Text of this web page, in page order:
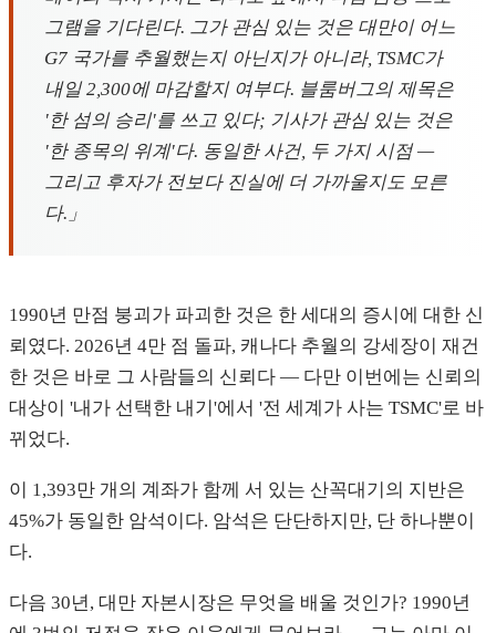
그램을 기다린다. 그가 관심 있는 것은 대만이 어느
G7 국가를 추월했는지 아닌지가 아니라, TSMC가
내일 2,300에 마감할지 여부다. 블룸버그의 제목은
'한 섬의 승리'를 쓰고 있다; 기사가 관심 있는 것은
'한 종목의 위계'다. 동일한 사건, 두 가지 시점 —
그리고 후자가 전보다 진실에 더 가까울지도 모른
다.」
1990년 만점 붕괴가 파괴한 것은 한 세대의 증시에 대한 신
뢰였다. 2026년 4만 점 돌파, 캐나다 추월의 강세장이 재건
한 것은 바로 그 사람들의 신뢰다 — 다만 이번에는 신뢰의
대상이 '내가 선택한 내기'에서 '전 세계가 사는 TSMC'로 바
뀌었다.
이 1,393만 개의 계좌가 함께 서 있는 산꼭대기의 지반은
45%가 동일한 암석이다. 암석은 단단하지만, 단 하나뿐이
다.
다음 30년, 대만 자본시장은 무엇을 배울 것인가? 1990년